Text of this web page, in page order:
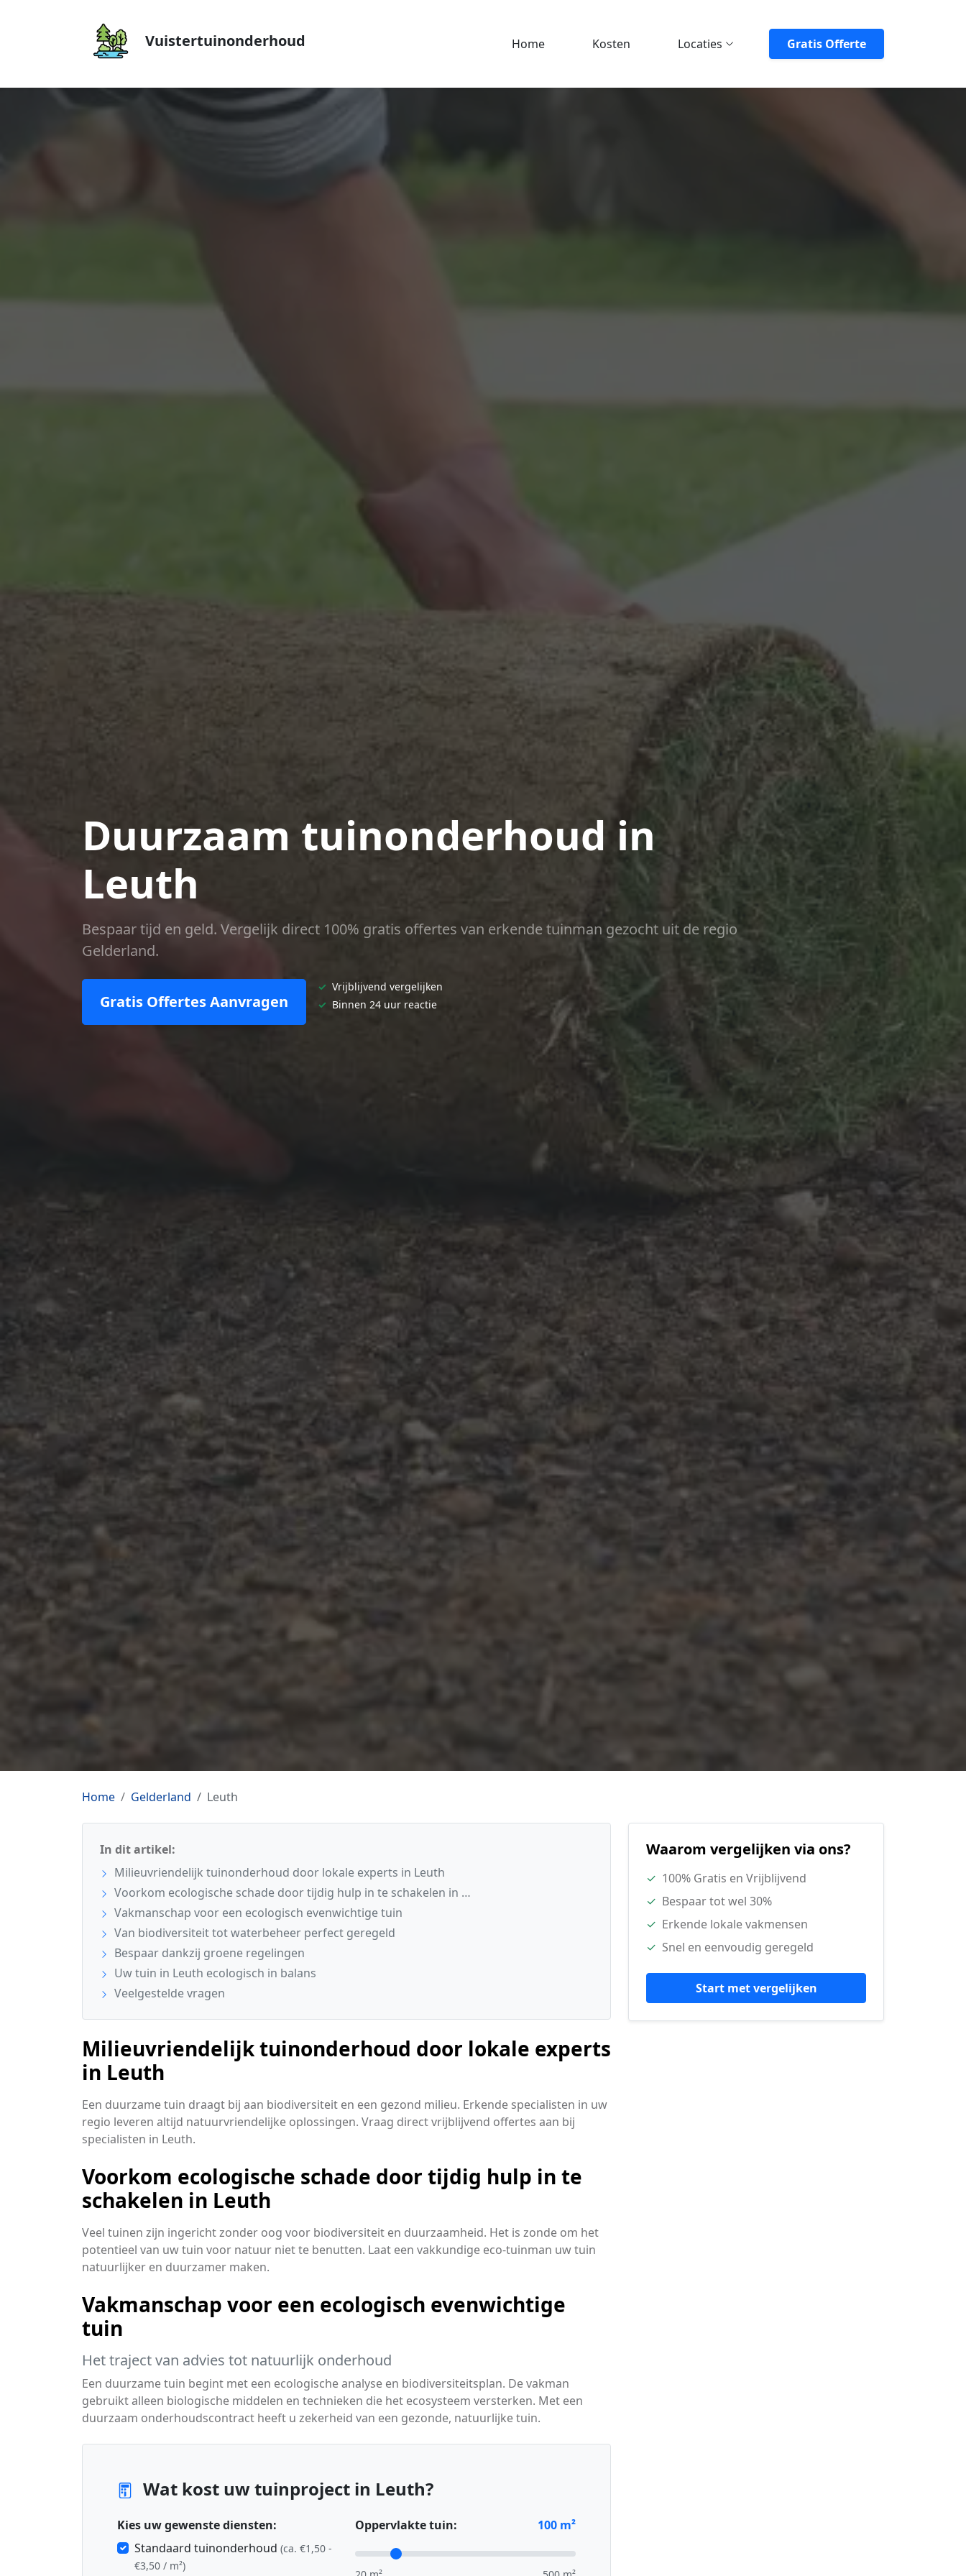
Vuistertuinonderhoud Home Kosten Locaties Gratis Offerte
Duurzaam tuinonderhoud in
Leuth
Bespaar tijd en geld. Vergelijk direct 100% gratis offertes van erkende tuinman gezocht uit de regio
Gelderland.
Gratis Offertes Aanvragen
✓ Vrijblijvend vergelijken
✓ Binnen 24 uur reactie
Home Gelderland Leuth
In dit artikel:
Milieuvriendelijk tuinonderhoud door lokale experts in Leuth
Voorkom ecologische schade door tijdig hulp in te schakelen in …
Vakmanschap voor een ecologisch evenwichtige tuin
Van biodiversiteit tot waterbeheer perfect geregeld
Bespaar dankzij groene regelingen
Uw tuin in Leuth ecologisch in balans
Veelgestelde vragen
Milieuvriendelijk tuinonderhoud door lokale experts
in Leuth
Een duurzame tuin draagt bij aan biodiversiteit en een gezond milieu. Erkende specialisten in uw
regio leveren altijd natuurvriendelijke oplossingen. Vraag direct vrijblijvend offertes aan bij
specialisten in Leuth.
Voorkom ecologische schade door tijdig hulp in te
schakelen in Leuth
Veel tuinen zijn ingericht zonder oog voor biodiversiteit en duurzaamheid. Het is zonde om het
potentieel van uw tuin voor natuur niet te benutten. Laat een vakkundige eco-tuinman uw tuin
natuurlijker en duurzamer maken.
Vakmanschap voor een ecologisch evenwichtige
tuin
Het traject van advies tot natuurlijk onderhoud
Een duurzame tuin begint met een ecologische analyse en biodiversiteitsplan. De vakman
gebruikt alleen biologische middelen en technieken die het ecosysteem versterken. Met een
duurzaam onderhoudscontract heeft u zekerheid van een gezonde, natuurlijke tuin.
Wat kost uw tuinproject in Leuth?
Kies uw gewenste diensten:
Standaard tuinonderhoud (ca. €1,50 -
€3,50 / m²)
Oppervlakte tuin: 100 m²
Waarom vergelijken via ons?
✓ 100% Gratis en Vrijblijvend
✓ Bespaar tot wel 30%
✓ Erkende lokale vakmensen
✓ Snel en eenvoudig geregeld
Start met vergelijken